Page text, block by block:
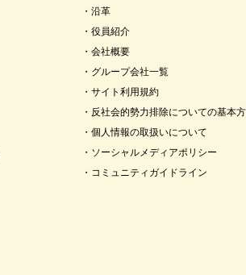
沿革
役員紹介
会社概要
グループ会社一覧
サイト利用規約
反社会的勢力排除についての基本
個人情報の取扱いについて
ソーシャルメディアポリシー
コミュニティガイドライン